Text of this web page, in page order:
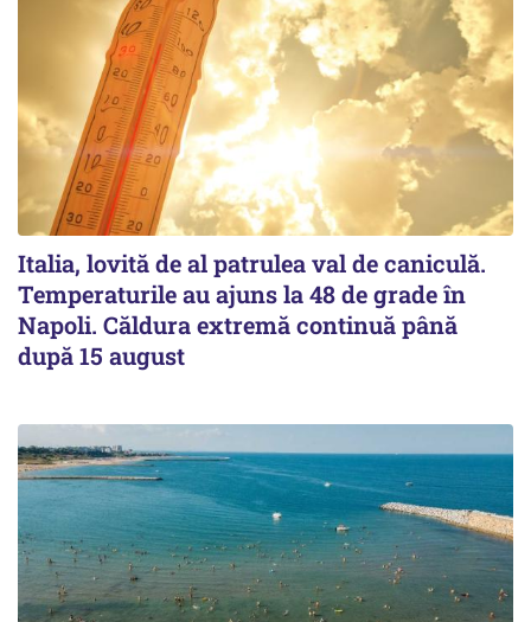
Italia, lovită de al patrulea val de caniculă.
Temperaturile au ajuns la 48 de grade în
Napoli. Căldura extremă continuă până
după 15 august